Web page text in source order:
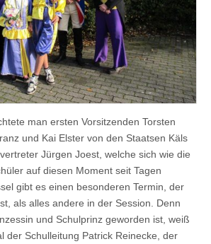
man ersten Vorsitzenden Torsten
und Kai Elster von den Staatsen Käls
Jürgen Joest, welche sich wie die
auf diesen Moment seit Tagen
gibt es einen besonderen Termin, der
als alles andere in der Session. Denn
und Schulprinz geworden ist, weiß
der Schulleitung Patrick Reinecke, der